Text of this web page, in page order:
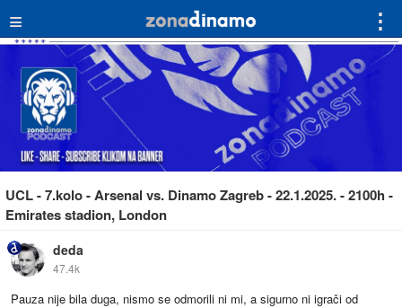
≡ ⋮
UCL - 7.kolo - Arsenal vs. Dinamo Zagreb - 22.1.2025. - 2100h -
Emirates stadion, London
deda
47.4k
Pauza nije bila duga, nismo se odmorili ni mi, a sigurno ni igrači od